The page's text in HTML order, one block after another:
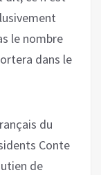
le nombre
dans le
du
Conte
de